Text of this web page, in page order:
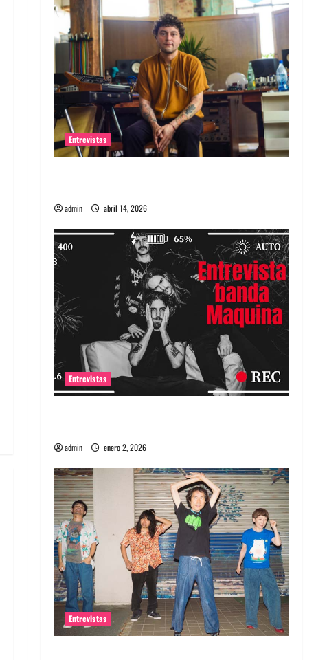
Entrevistas
admin abril 14, 2026
Entrevistas
admin enero 2, 2026
Entrevistas